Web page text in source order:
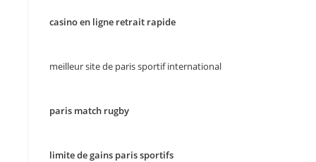
casino en ligne retrait rapide
meilleur site de paris sportif international
paris match rugby
limite de gains paris sportifs